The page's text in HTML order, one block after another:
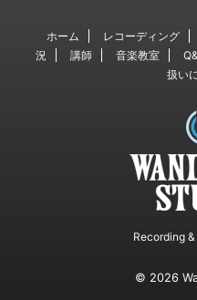
ホーム レコーディング
況
講師 音楽教室
扱い
Recording
© 2026